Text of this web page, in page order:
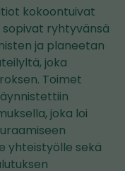
kokoontuivat
sopivat ryhtyvänsä
ja planeetan
joka
Toimet
joka loi
yhteistyölle sekä